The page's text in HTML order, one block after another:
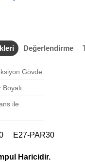
Değerlendirme
Gövde
ile
E27-PAR30
Haricidir.